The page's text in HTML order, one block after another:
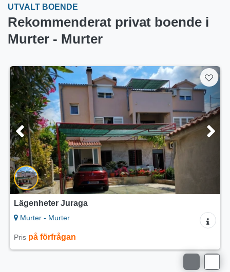
UTVALT BOENDE
Rekommenderat privat boende i
Murter - Murter
Lägenheter Juraga
Murter - Murter
Pris på förfrågan